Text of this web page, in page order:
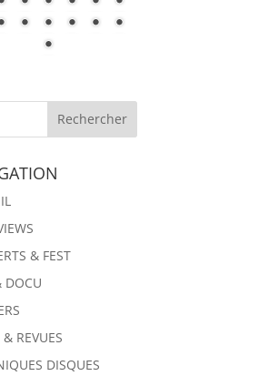
& FEST
DOCU
& REVUES
DISQUES